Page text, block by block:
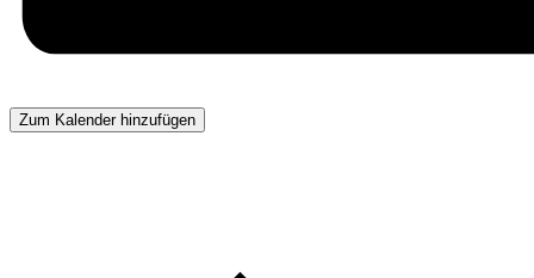
Zum Kalender hinzufügen